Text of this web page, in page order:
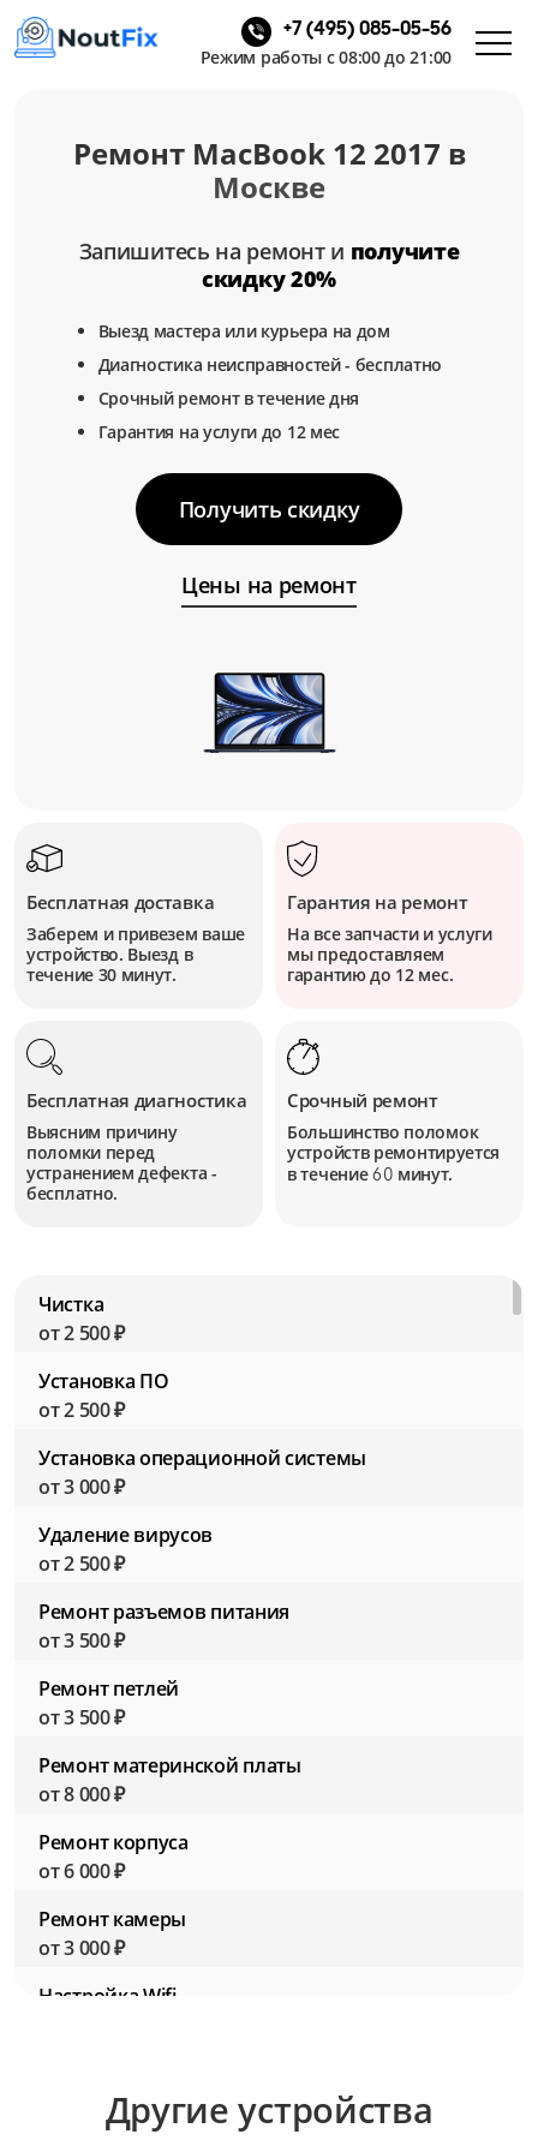
+7 (495) 085-05-56
Режим работы с 08:00 до 21:00
Ремонт MacBook 12 2017 в
Москве
Запишитесь на ремонт и получите
скидку 20%
Выезд мастера или курьера на дом
Диагностика неисправностей - бесплатно
Срочный ремонт в течение дня
Гарантия на услуги до 12 мес
Получить скидку
Цены на ремонт
Бесплатная доставка
Заберем и привезем ваше
устройство. Выезд в
течение 30 минут.
Гарантия на ремонт
На все запчасти и услуги
мы предоставляем
гарантию до 12 мес.
Бесплатная диагностика
Выясним причину
поломки перед
устранением дефекта -
бесплатно.
Срочный ремонт
Большинство поломок
устройств ремонтируется
в течение60 минут.
Чистка
от 2 500 ₽
Установка ПО
от 2 500 ₽
Установка операционной системы
от 3 000 ₽
Удаление вирусов
от 2 500 ₽
Ремонт разъемов питания
от 3 500 ₽
Ремонт петлей
от 3 500 ₽
Ремонт материнской платы
от 8 000 ₽
Ремонт корпуса
от 6 000 ₽
Ремонт камеры
от 3 000 ₽
Настройка Wifi
от 2 500 ₽Другие устройства